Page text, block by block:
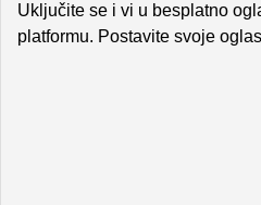
Uključite se i vi u besplatno
platformu. Postavite svoje